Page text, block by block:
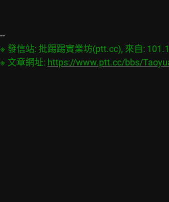
※ 發信站: 批踢踢實業坊(ptt.cc), 來自:
※ 文章網址: https://www.ptt.cc/bbs/